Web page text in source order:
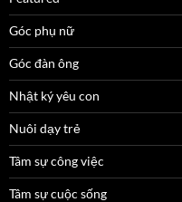
Góc phụ nữ
Góc đàn ông
Nhật ký yêu con
Nuôi dạy trẻ
Tâm sự công việc
Tâm sự cuộc sống